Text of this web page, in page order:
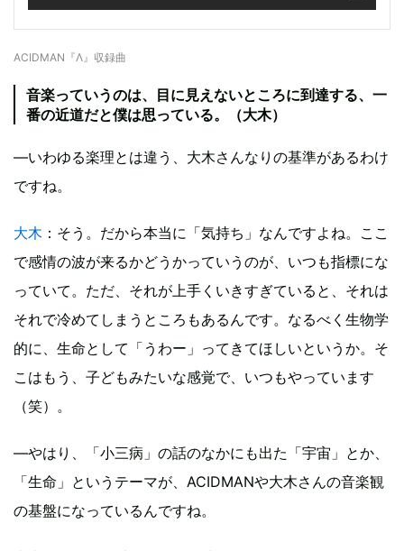
ACIDMAN『Λ』収録曲
音楽っていうのは、目に見えないところに到達する、一
番の近道だと僕は思っている。（大木）
—いわゆる楽理とは違う、大木さんなりの基準があるわけ
ですね。
大木 ：そう。だから本当に「気持ち」なんですよね。ここ
で感情の波が来るかどうかっていうのが、いつも指標にな
っていて。ただ、それが上手くいきすぎていると、それは
それで冷めてしまうところもあるんです。なるべく生物学
的に、生命として「うわー」ってきてほしいというか。そ
こはもう、子どもみたいな感覚で、いつもやっています
（笑）。
—やはり、「小三病」の話のなかにも出た「宇宙」とか、
「生命」というテーマが、ACIDMANや大木さんの音楽観
の基盤になっているんですね。